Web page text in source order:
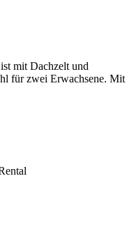
mit Dachzelt und
für zwei Erwachsene. Mit